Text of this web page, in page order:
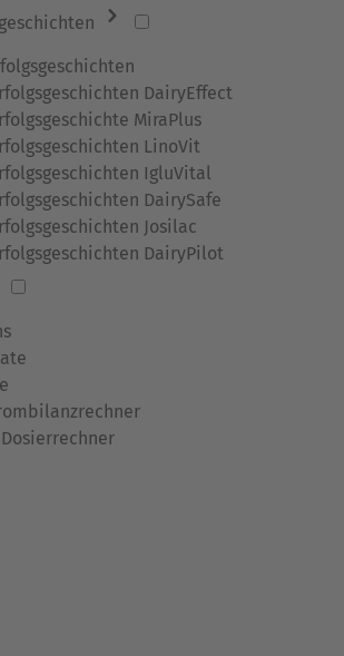
DairyEffect
MiraPlus
LinoVit
IgluVital
DairySafe
Josilac
DairyPilot